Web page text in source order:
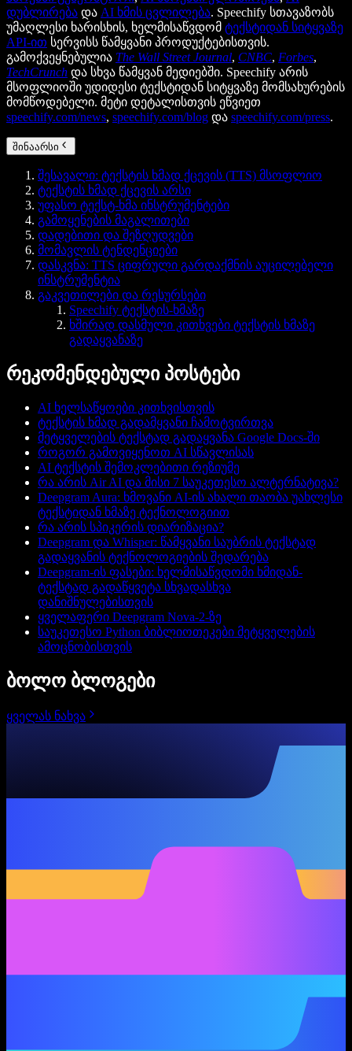
დუბლირება და AI ხმის ცვლილება. Speechify სთავაზობს
უმაღლესი ხარისხის, ხელმისაწვდომ ტექსტიდან სიტყვაზე
API-ით სერვისს წამყვანი პროდუქტებისთვის.
გამოქვეყნებულია The Wall Street Journal, CNBC, Forbes,
TechCrunch და სხვა წამყვან მედიებში. Speechify არის
მსოფლიოში უდიდესი ტექსტიდან სიტყვაზე მომსახურების
მომწოდებელი. მეტი დეტალისთვის ეწვიეთ
speechify.com/news, speechify.com/blog და speechify.com/press.
შინაარსი
შესავალი: ტექსტის ხმად ქცევის (TTS) მსოფლიო
ტექსტის ხმად ქცევის არსი
უფასო ტექსტ-ხმა ინსტრუმენტები
გამოყენების მაგალითები
დადებითი და შეზღუდვები
მომავლის ტენდენციები
დასკვნა: TTS ციფრული გარდაქმნის აუცილებელი
ინსტრუმენტია
გაკვეთილები და რესურსები
Speechify ტექსტის-ხმაზე
ხშირად დასმული კითხვები ტექსტის ხმაზე
გადაყვანაზე
რეკომენდებული პოსტები
AI ხელსაწყოები კითხვისთვის
ტექსტის ხმად გადამყვანი ჩამოტვირთვა
მეტყველების ტექსტად გადაყვანა Google Docs-ში
როგორ გამოვიყენოთ AI სწავლისას
AI ტექსტის შემოკლებითი რეზიუმე
რა არის Air AI და მისი 7 საუკეთესო ალტერნატივა?
Deepgram Aura: ხმოვანი AI-ის ახალი თაობა უახლესი
ტექსტიდან ხმაზე ტექნოლოგიით
რა არის სპიკერის დიარიზაცია?
Deepgram და Whisper: წამყვანი საუბრის ტექსტად
გადაყვანის ტექნოლოგიების შედარება
Deepgram-ის ფასები: ხელმისაწვდომი ხმიდან-
ტექსტად გადაწყვეტა სხვადასხვა
დანიშნულებისთვის
ყველაფერი Deepgram Nova-2-ზე
საუკეთესო Python ბიბლიოთეკები მეტყველების
ამოცნობისთვის
ბოლო ბლოგები
ყველას ნახვა